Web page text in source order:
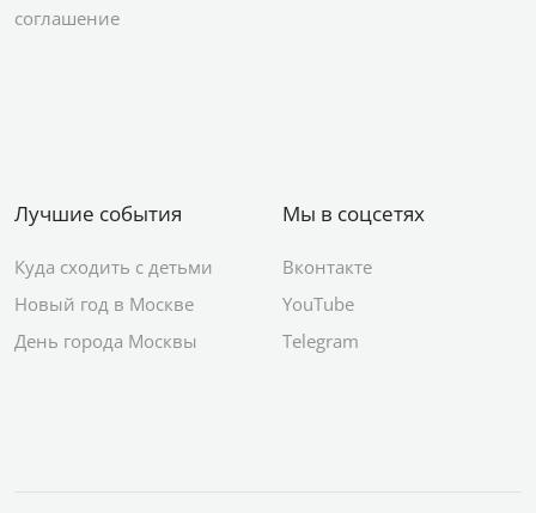
соглашение
Лучшие события
Куда сходить с детьми
Новый год в Москве
День города Москвы
Мы в соцсетях
Вконтакте
YouTube
Telegram